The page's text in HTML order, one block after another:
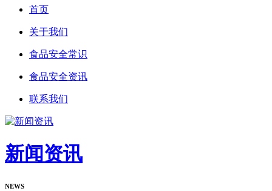
首页
关于我们
食品安全常识
食品安全资讯
联系我们
新闻资讯
NEWS